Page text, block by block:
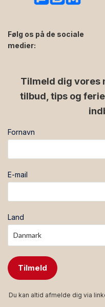
Følg os på de sociale
medier:
Tilmeld dig vores
tilbud, tips og
Fornavn
E-mail
Land
Tilmeld
Du kan altid afmelde dig via